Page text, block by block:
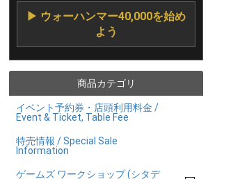
▶ ウォーハンマー40,000を始め
よう
商品カテゴリ
イベント予約券・店頭利用料金 /
Event & Ticket, Table Fee
特売情報 / Special Sale
Information
ゲームズ ワークショップ (シタデ